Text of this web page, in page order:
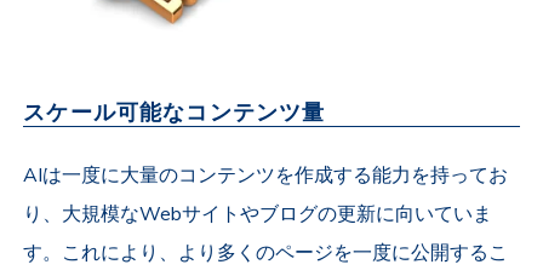
スケール可能なコンテンツ量
AIは一度に大量のコンテンツを作成する能力を持ってお
り、大規模なWebサイトやブログの更新に向いていま
す。これにより、より多くのページを一度に公開するこ